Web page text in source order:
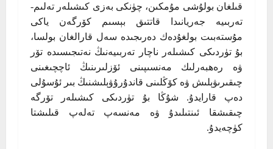
قىلغان بولۇشى مۇمكىن، چۈنكى بەزى كىشىلەر تەلىم-
تەربىيە جەريانىدا قاتتىق بېسىم كۆرگەن ياكى
مۇستەبىت بولغۇدەك دەرىجىدە سەل قارالغان بولسا،
بۇ تۈردىكى كىشىلەر ناچار تەربىيەنىڭ نەتىجىسىدە تۆر
ۋە رەھبەرلىك مەنسىپىنى ئۆزلىرىنىڭ ئاچچىغىنى
چىقىرىۋېلىش ۋە كۆڭلىنى قاندۇرۇۋېلىشنىڭ بىر ئۇسۇلى
دەپ قارايدۇ. شۇڭا بۇ تۈردىكى كىشىلەر تۆرگە
چىقىشقا ئىنتىلىدۇ ۋە مەنسەپ تەلەپ قىلىشتا
كۈچەيدۇ.